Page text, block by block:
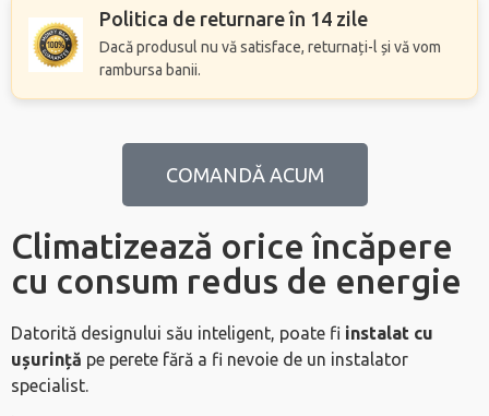
Politica de returnare în 14 zile
Dacă produsul nu vă satisface, returnați-l și vă vom
rambursa banii.
COMANDĂ ACUM
Climatizează orice încăpere
cu consum redus de energie
Datorită designului său inteligent, poate fi instalat cu
ușurință pe perete fără a fi nevoie de un instalator
specialist.